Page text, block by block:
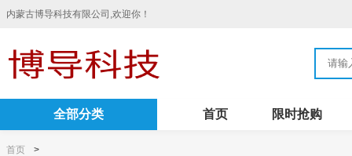
内蒙古博导科技有限公司,欢迎你！
全部分类 首页 限时抢购
首页 >